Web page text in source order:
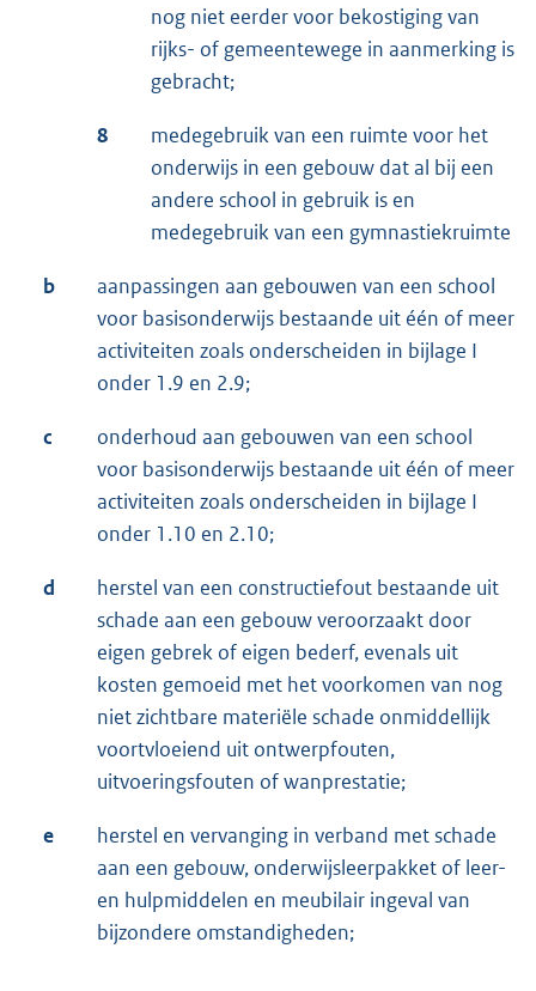
nog niet eerder voor bekostiging van
rijks- of gemeentewege in aanmerking is
gebracht;
8
medegebruik van een ruimte voor het
onderwijs in een gebouw dat al bij een
andere school in gebruik is en
medegebruik van een gymnastiekruimte
b
aanpassingen aan gebouwen van een school
voor basisonderwijs bestaande uit één of meer
activiteiten zoals onderscheiden in bijlage I
onder 1.9 en 2.9;
c
onderhoud aan gebouwen van een school
voor basisonderwijs bestaande uit één of meer
activiteiten zoals onderscheiden in bijlage I
onder 1.10 en 2.10;
d
herstel van een constructiefout bestaande uit
schade aan een gebouw veroorzaakt door
eigen gebrek of eigen bederf, evenals uit
kosten gemoeid met het voorkomen van nog
niet zichtbare materiële schade onmiddellijk
voortvloeiend uit ontwerpfouten,
uitvoeringsfouten of wanprestatie;
e
herstel en vervanging in verband met schade
aan een gebouw, onderwijsleerpakket of leer-
en hulpmiddelen en meubilair ingeval van
bijzondere omstandigheden;